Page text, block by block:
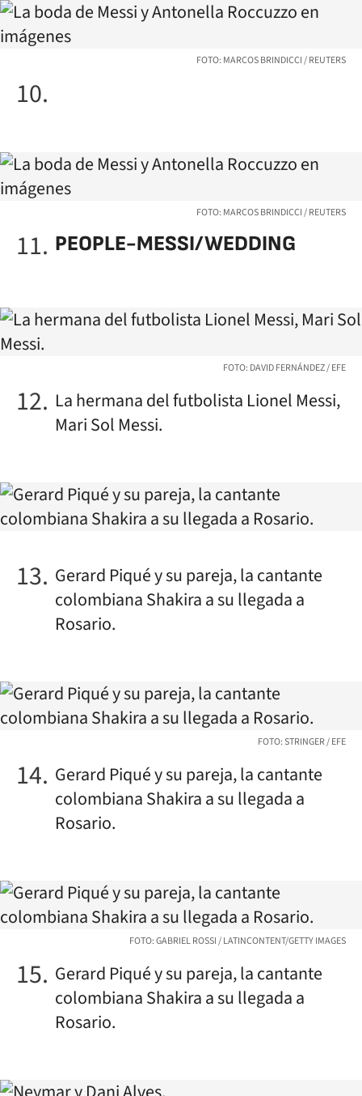
FOTO: MARCOS BRINDICCI / REUTERS
PEOPLE-MESSI/WEDDING
FOTO: MARCOS BRINDICCI / REUTERS
FOTO: DAVID FERNÁNDEZ / EFE
La hermana del futbolista Lionel Messi,
Mari Sol Messi.
Gerard Piqué y su pareja, la cantante
colombiana Shakira a su llegada a
Rosario.
FOTO: STRINGER / EFE
Gerard Piqué y su pareja, la cantante
colombiana Shakira a su llegada a
Rosario.
FOTO: GABRIEL ROSSI / LATINCONTENT/GETTY IMAGES
Gerard Piqué y su pareja, la cantante
colombiana Shakira a su llegada a
Rosario.